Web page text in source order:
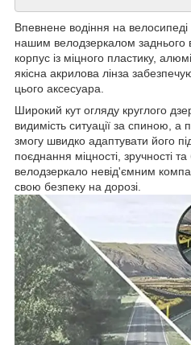
Впевнене водіння на
нашим велодзеркалом заднього
корпус із міцного пластику,
якісна акрилова лінза
цього аксесуара.
Широкий кут огляду круглого
видимість ситуації за спиною,
змогу швидко адаптувати його
поєднання міцності, зручності
велодзеркало невід'ємним
свою безпеку на дорозі.